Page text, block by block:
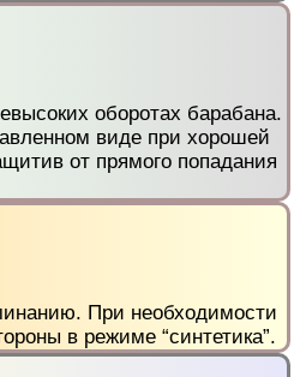
оборотах барабана.
виде при хорошей
от прямого попадания
При необходимости
в режиме “синтетика”.